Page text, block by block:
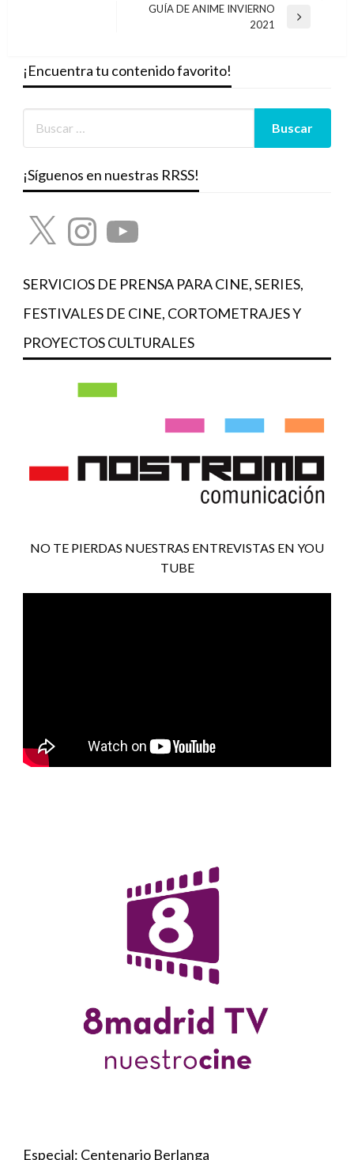
GUÍA DE ANIME INVIERNO
2021
¡Encuentra tu contenido favorito!
¡Síguenos en nuestras RRSS!
X InstagramYouTube
SERVICIOS DE PRENSA PARA CINE, SERIES,
FESTIVALES DE CINE, CORTOMETRAJES Y
PROYECTOS CULTURALES
NO TE PIERDAS NUESTRAS ENTREVISTAS EN YOU
TUBE
Especial: Centenario Berlanga